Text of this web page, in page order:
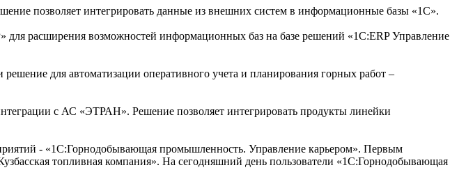
позволяет интегрировать данные из внешних систем в информационные базы «1С».
расширения возможностей информационных баз на базе решений «1С:ERP Управление
для автоматизации оперативного учета и планирования горных работ –
с АС «ЭТРАН». Решение позволяет интегрировать продукты линейки
- «1С:Горнодобывающая промышленность. Управление карьером». Первым
топливная компания». На сегодняшний день пользователи «1С:Горнодобывающая